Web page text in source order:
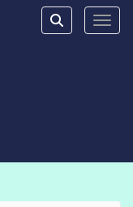
Rechercher